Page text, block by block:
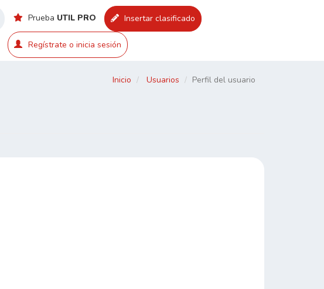
Prueba UTIL PRO Insertar clasificado
Regístrate o inicia sesión
Inicio Usuarios Perfil del usuario